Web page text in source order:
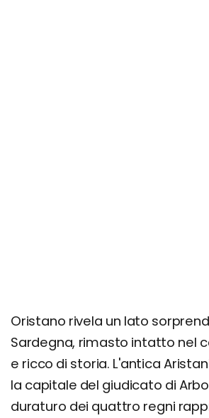
Oristano rivela un lato
Sardegna, rimasto intatto nel
e ricco di storia. L'antica
la capitale del giudicato di
duraturo dei quattro regni